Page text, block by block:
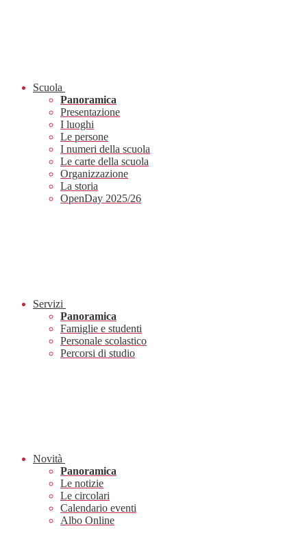
Scuola
Panoramica
Presentazione
I luoghi
Le persone
I numeri della scuola
Le carte della scuola
Organizzazione
La storia
OpenDay 2025/26
Servizi
Panoramica
Famiglie e studenti
Personale scolastico
Percorsi di studio
Novità
Panoramica
Le notizie
Le circolari
Calendario eventi
Albo Online